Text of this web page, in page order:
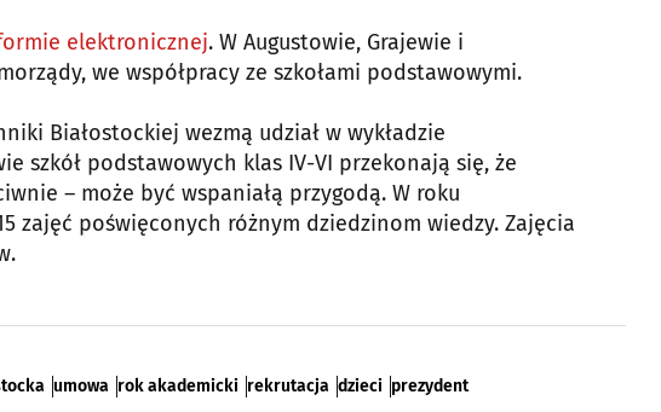
elektronicznej. W Augustowie, Grajewie i
we współpracy ze szkołami podstawowymi.
Białostockiej wezmą udział w wykładzie
szkół podstawowych klas IV-VI przekonają się, że
– może być wspaniałą przygodą. W roku
zajęć poświęconych różnym dziedzinom wiedzy. Zajęcia
umowa rok akademicki rekrutacja dzieci prezydent